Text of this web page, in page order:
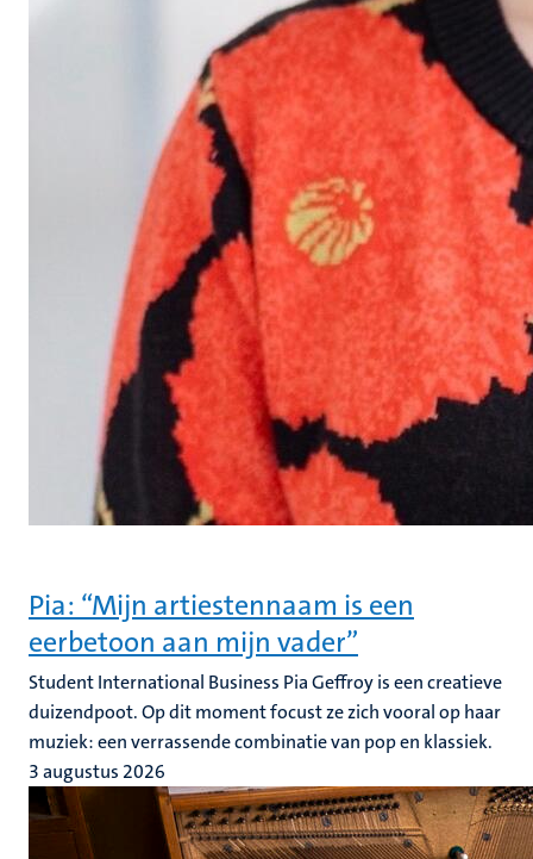
Pia: “Mijn artiestennaam is een
eerbetoon aan mijn vader”
Student International Business Pia Geffroy is een creatieve
duizendpoot. Op dit moment focust ze zich vooral op haar
muziek: een verrassende combinatie van pop en klassiek.
3 augustus 2026